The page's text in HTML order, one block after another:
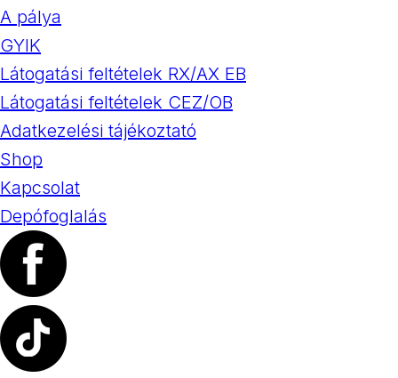
A pálya
GYIK
Látogatási feltételek RX/AX EB
Látogatási feltételek CEZ/OB
Adatkezelési tájékoztató
Shop
Kapcsolat
Depófoglalás